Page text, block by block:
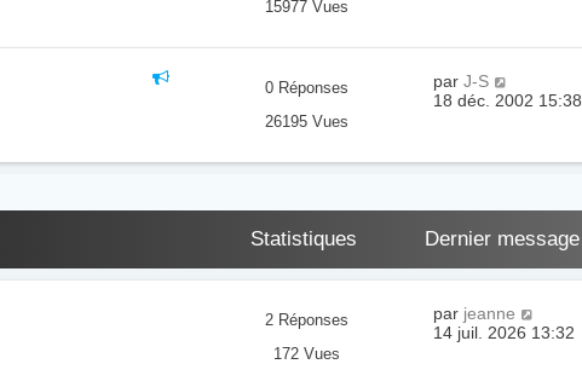
15977 Vues
0 Réponses
26195 Vues
parJ-S
18 déc. 2002 15:38
Statistiques Dernier message
2 Réponses
172 Vues
par jeanne
14 juil. 2026 13:32